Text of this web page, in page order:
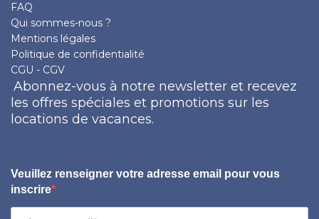
FAQ
Qui sommes-nous ?
Mentions légales
Politique de confidentialité
CGU - CGV
Abonnez-vous à notre newsletter et recevez
les offres spéciales et promotions sur les
locations de vacances.
Veuillez renseigner votre adresse email pour vous
inscrire